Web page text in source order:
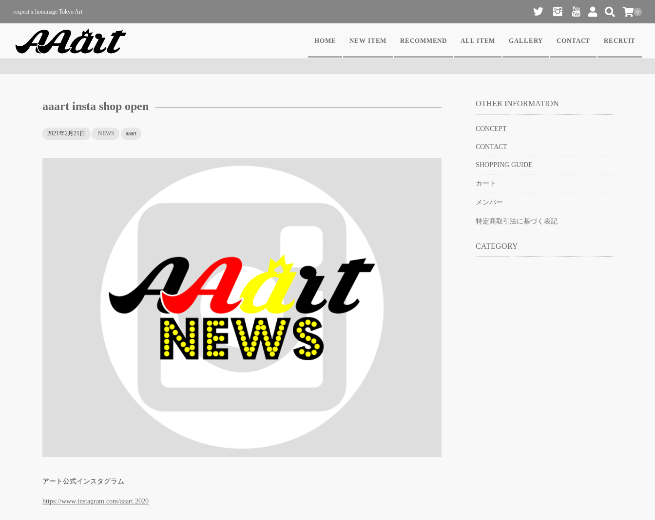
0
HOME NEW ITEM RECOMMEND ALL ITEM GALLERY CONTACT RECRUIT
respect x hommage Tokyo Art
aaart insta shop open
2021年2月21日 NEWS aaart
アート公式インスタグラム
https://www.instagram.com/aaart.2020
OTHER INFORMATION
CONCEPT
CONTACT
SHOPPING GUIDE
カート
メンバー
特定商取引法に基づく表記
CATEGORY